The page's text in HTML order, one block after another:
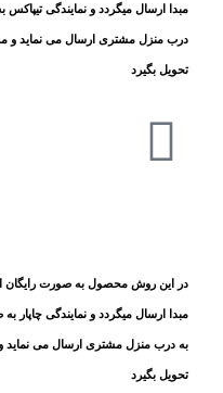
مبدا ارسال میگردد و نمایندگی
درب منزل مشتری ارسال می نماید و
تحویل بگیرد
در این روش محصول به صورت رایگان از
مبدا ارسال میگردد و نمایندگیچاپاربه
به درب منزل مشتری ارسال می نماید
تحویل بگیرد